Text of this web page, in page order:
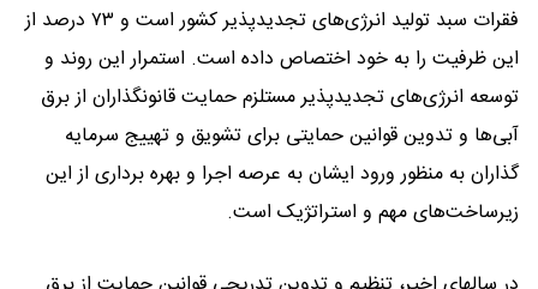
فقرات سبد تولید انرژی‌های تجدیدپذیر کشور است و ۷۳ درصد از
این ظرفیت را به خود اختصاص داده است. استمرار این روند و
توسعه انرژی‌های تجدیدپذیر مستلزم حمایت قانونگذاران از برق
آبی‌ها و تدوین قوانین حمایتی برای تشویق و تهییج سرمایه
گذاران به منظور ورود ایشان به عرصه اجرا و بهره برداری از این
زیرساخت‌های مهم و استراتژیک است.